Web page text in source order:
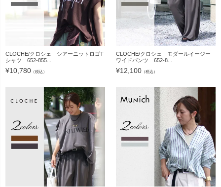
CLOCHE/クロシェ シアーニットロゴT
シャツ 652-855...
¥10,780 （税込）
CLOCHE/クロシェ モダールイージー
ワイドパンツ 652-8...
¥12,100 （税込）